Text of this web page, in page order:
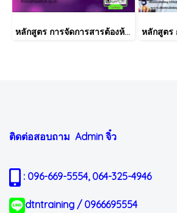
หลักสูตร การจัดการสารต้องห้ามตามระเบียบ RoHS V2.1, REACH และ QC080000
ติดต่อสอบถาม Admin จิ๋ว
: 096-669-5554, 064-325-4946
dtntraining / 0966695554